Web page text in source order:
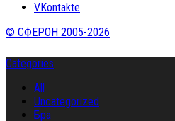
VKontakte
© СФЕРОН 2005-2026
Categories
All
Uncategorized
Бра